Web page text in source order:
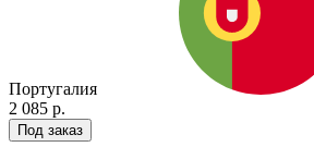
Португалия
2 085 р.
Под заказ